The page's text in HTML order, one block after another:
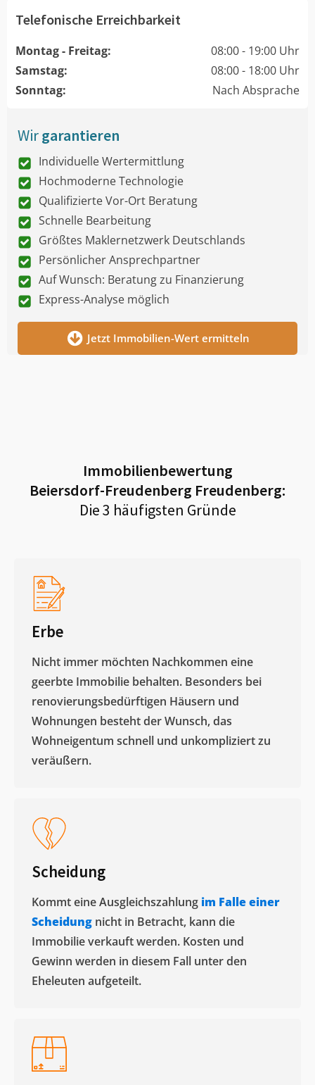
Telefonische Erreichbarkeit
Montag - Freitag:
08:00 - 19:00 Uhr
Samstag:
08:00 - 18:00 Uhr
Sonntag:
Nach Absprache
Wirgarantieren
Individuelle Wertermittlung
Hochmoderne Technologie
Qualifizierte Vor-Ort Beratung
Schnelle Bearbeitung
Größtes Maklernetzwerk Deutschlands
Persönlicher Ansprechpartner
Auf Wunsch: Beratung zu Finanzierung
Express-Analyse möglich
Jetzt Immobilien-Wert ermitteln
Immobilienbewertung
Beiersdorf-Freudenberg Freudenberg:
Die 3 häufigsten Gründe
Erbe
Nicht immer möchten Nachkommen eine
geerbte Immobilie behalten. Besonders bei
renovierungsbedürftigen Häusern und
Wohnungen besteht der Wunsch, das
Wohneigentum schnell und unkompliziert zu
veräußern. ​
Scheidung
Kommt eine Ausgleichszahlung im Falle einer
Scheidung nicht in Betracht, kann die
Immobilie verkauft werden. Kosten und
Gewinn werden in diesem Fall unter den
Eheleuten aufgeteilt.​